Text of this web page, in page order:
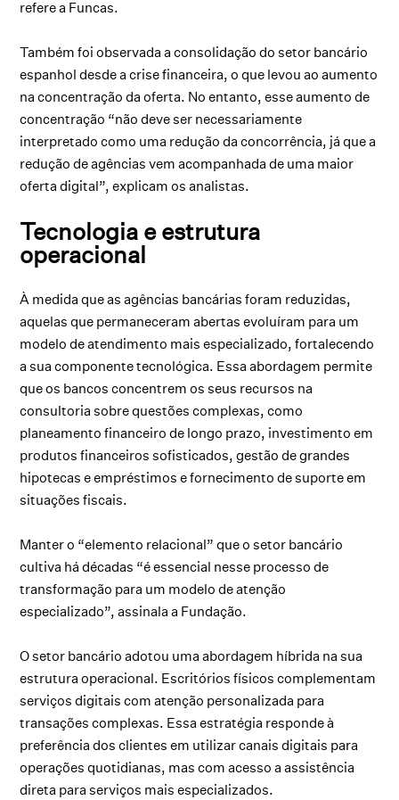
refere a Funcas.
Também foi observada a consolidação do setor bancário
espanhol desde a crise financeira, o que levou ao aumento
na concentração da oferta. No entanto, esse aumento de
concentração “não deve ser necessariamente
interpretado como uma redução da concorrência, já que a
redução de agências vem acompanhada de uma maior
oferta digital”, explicam os analistas.
Tecnologia e estrutura
operacional
À medida que as agências bancárias foram reduzidas,
aquelas que permaneceram abertas evoluíram para um
modelo de atendimento mais especializado, fortalecendo
a sua componente tecnológica. Essa abordagem permite
que os bancos concentrem os seus recursos na
consultoria sobre questões complexas, como
planeamento financeiro de longo prazo, investimento em
produtos financeiros sofisticados, gestão de grandes
hipotecas e empréstimos e fornecimento de suporte em
situações fiscais.
Manter o “elemento relacional” que o setor bancário
cultiva há décadas “é essencial nesse processo de
transformação para um modelo de atenção
especializado”, assinala a Fundação.
O setor bancário adotou uma abordagem híbrida na sua
estrutura operacional. Escritórios físicos complementam
serviços digitais com atenção personalizada para
transações complexas. Essa estratégia responde à
preferência dos clientes em utilizar canais digitais para
operações quotidianas, mas com acesso a assistência
direta para serviços mais especializados.